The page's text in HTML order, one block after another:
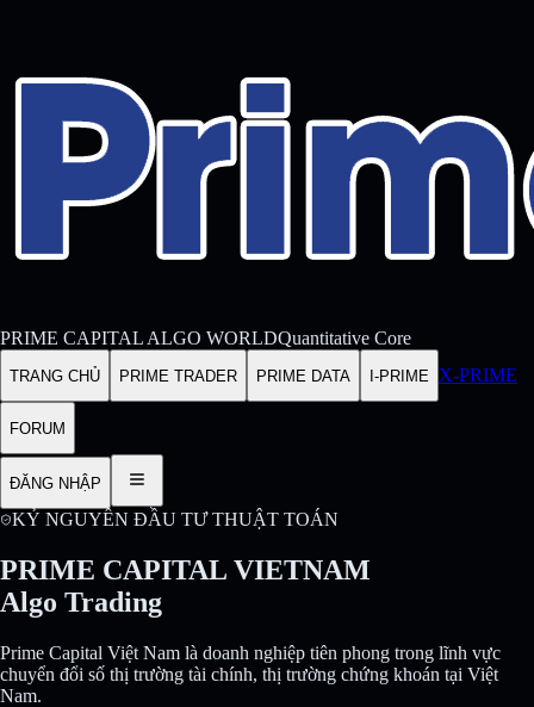
PRIME CAPITAL ALGO WORLDQuantitative Core
TRANG CHỦ PRIME TRADER PRIME DATA I-PRIME X-PRIME
FORUM
ĐĂNG NHẬP
KỶ NGUYÊN ĐẦU TƯ THUẬT TOÁN
PRIME CAPITAL VIETNAM
Algo Trading
Prime Capital Việt Nam là doanh nghiệp tiên phong trong lĩnh vực
chuyển đổi số thị trường tài chính, thị trường chứng khoán tại Việt
Nam.